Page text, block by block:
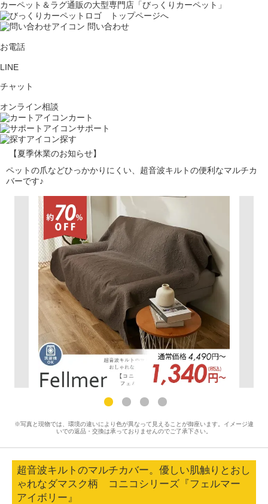
カーペット＆ラグ通販の大型専門店「びっくりカーペット」
問い合わせ
お電話
LINE
チャット
オンライン相談
カート
サポート
探す
【夏季休業のお知らせ】
ペットの爪などひっかかりにくい、超音波キルトの便利なマルチカ
バーです♪
※写真と現物では、環境の違いにより色が異なって見えることが御座います。イメージ違
いでの返品・交換は承っておりませんのでご了承下さい。
超音波キルトのマルチカバー。優しい肌触りとおし
ゃれなダマスク柄 コニコシリーズ『フェルマー
アイボリー』